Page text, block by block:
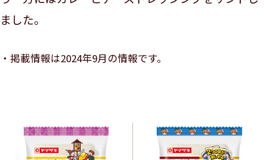
ました。
掲載情報は2024年9月の情報です。